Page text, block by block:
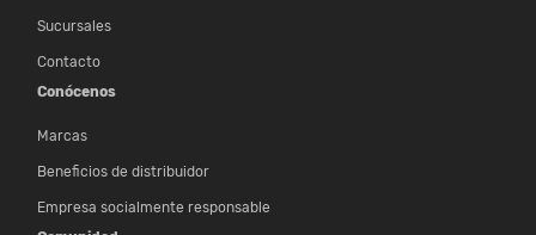
Sucursales
Contacto
Conócenos
Marcas
Beneficios de distribuidor
Empresa socialmente responsable